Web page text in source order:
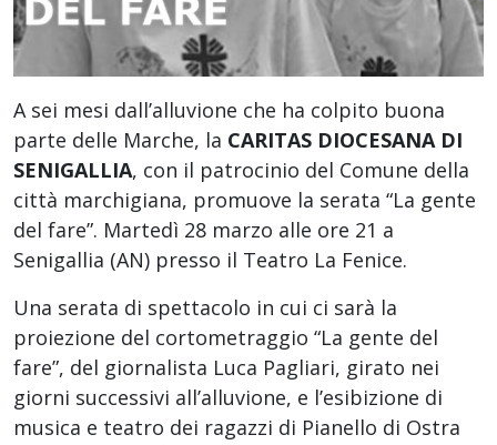
A sei mesi dall’alluvione che ha colpito buona
parte delle Marche, la CARITAS DIOCESANA DI
SENIGALLIA, con il patrocinio del Comune della
città marchigiana, promuove la serata “La gente
del fare”. Martedì 28 marzo alle ore 21 a
Senigallia (AN) presso il Teatro La Fenice.
Una serata di spettacolo in cui ci sarà la
proiezione del cortometraggio “La gente del
fare”, del giornalista Luca Pagliari, girato nei
giorni successivi all’alluvione, e l’esibizione di
musica e teatro dei ragazzi di Pianello di Ostra